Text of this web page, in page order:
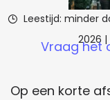
Vraag het
Leestijd: minder
2026 |
Op een korte